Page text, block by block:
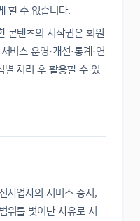
할 수 없습니다.
콘텐츠의 저작권은 회원
비스 운영·개선·통계·연
별 처리 후 활용할 수 있
사업자의 서비스 중지,
위를 벗어난 사유로 서